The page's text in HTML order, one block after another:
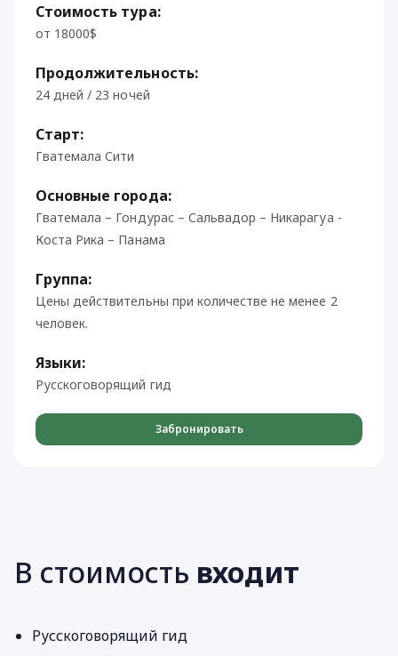
Стоимость тура:
от 18000$
Продолжительность:
24 дней / 23 ночей
Старт:
Гватемала Cити
Основные города:
Гватемала – Гондурас – Сальвадор – Никарагуа -
Коста Рика – Панама
Группа:
Цены действительны при количестве не менее 2
человек.
Языки:
Русскоговорящий гид
Забронировать
В стоимость входит
Русскоговорящий гид